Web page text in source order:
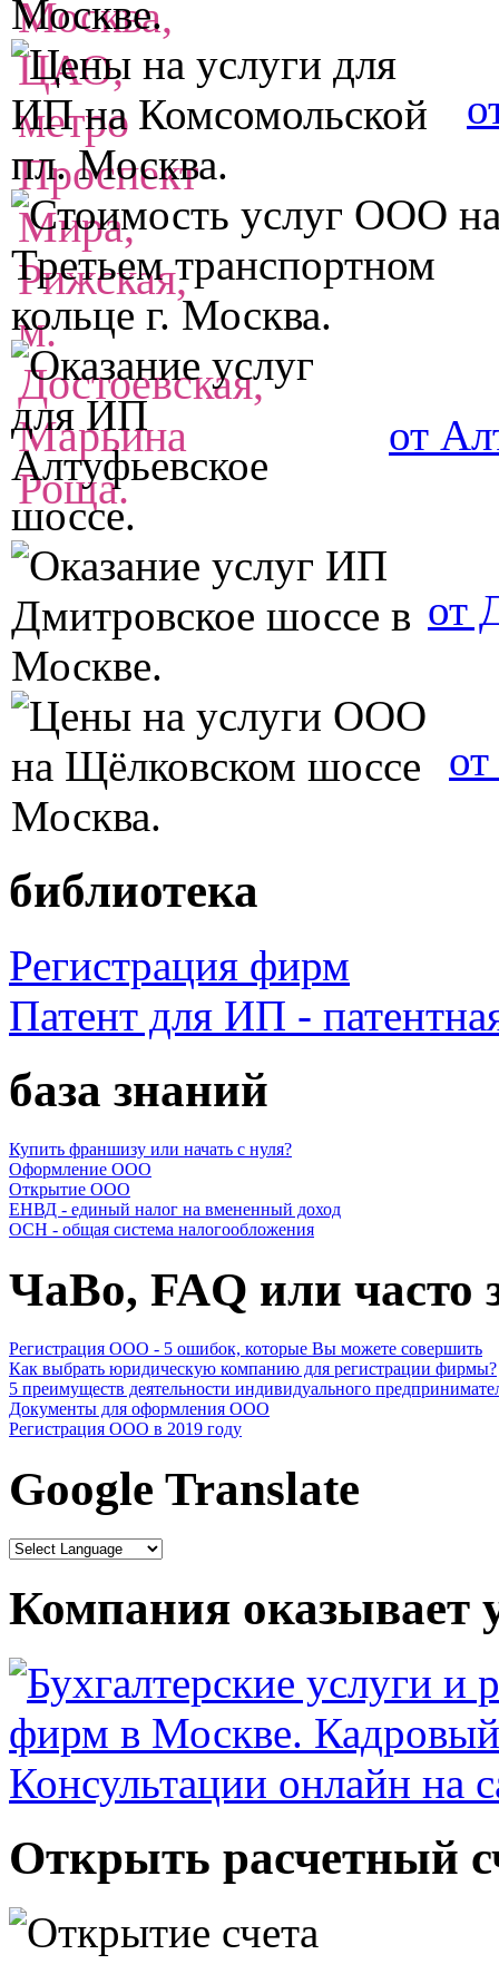
от
от
библиотека
Регистрация фирм
Патент для ИП -
база знаний
Купить франшизу или начать с нуля?
Оформление ООО
Открытие ООО
ЕНВД - единый налог на вмененный доход
ОСН - общая система налогообложения
ЧаВо, FAQ или часто
Регистрация ООО - 5 ошибок, которые Вы можете совершить
Как выбрать юридическую компанию для регистрации фирмы?
5 преимуществ деятельности индивидуального
Документы для оформления ООО
Регистрация ООО в 2019 году
Google Translate
Компания оказывает
Открыть расчетный